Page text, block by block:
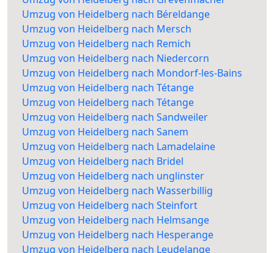
Umzug von Heidelberg nach Béreldange
Umzug von Heidelberg nach Mersch
Umzug von Heidelberg nach Remich
Umzug von Heidelberg nach Niedercorn
Umzug von Heidelberg nach Mondorf-les-Bains
Umzug von Heidelberg nach Tétange
Umzug von Heidelberg nach Tétange
Umzug von Heidelberg nach Sandweiler
Umzug von Heidelberg nach Sanem
Umzug von Heidelberg nach Lamadelaine
Umzug von Heidelberg nach Bridel
Umzug von Heidelberg nach unglinster
Umzug von Heidelberg nach Wasserbillig
Umzug von Heidelberg nach Steinfort
Umzug von Heidelberg nach Helmsange
Umzug von Heidelberg nach Hesperange
Umzug von Heidelberg nach Leudelange